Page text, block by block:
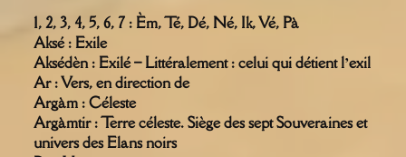
1, 2, 3, 4, 5, 6, 7 : Èm, Té, Dé, Né, Ik, Vé, Pà
Aksé : Exile
Aksédèn : Exilé – Littéralement : celui qui détient l’exil
Ar : Vers, en direction de
Argàm : Céleste
Argàmtir : Terre céleste. Siège des sept Souveraines et
univers des Elans noirs